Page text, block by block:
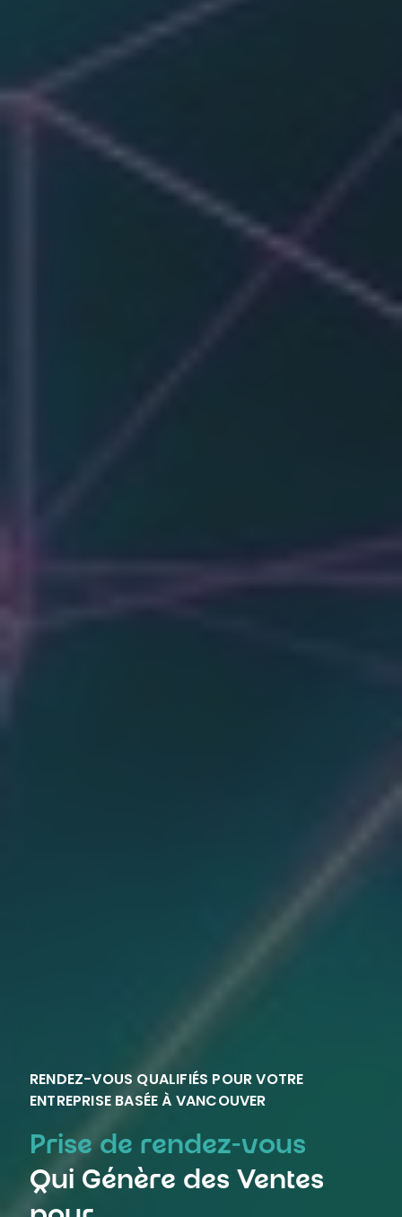
RENDEZ-VOUS QUALIFIÉS POUR VOTRE
ENTREPRISE BASÉE À VANCOUVER
Prise de rendez-vous
Qui Génère des Ventes
pour